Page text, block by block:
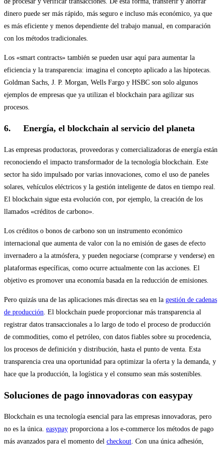
dinero puede ser más rápido, más seguro e incluso más económico, ya que
es más eficiente y menos dependiente del trabajo manual, en comparación
con los métodos tradicionales.
Los «smart contracts» también se pueden usar aquí para aumentar la
eficiencia y la transparencia: imagina el concepto aplicado a las hipotecas.
Goldman Sachs, J. P. Morgan, Wells Fargo y HSBC son solo algunos
ejemplos de empresas que ya utilizan el blockchain para agilizar sus
procesos.
6. Energía, el blockchain al servicio del planeta
Las empresas productoras, proveedoras y comercializadoras de energía están
reconociendo el impacto transformador de la tecnología blockchain. Este
sector ha sido impulsado por varias innovaciones, como el uso de paneles
solares, vehículos eléctricos y la gestión inteligente de datos en tiempo real.
El blockchain sigue esta evolución con, por ejemplo, la creación de los
llamados «créditos de carbono».
Los créditos o bonos de carbono son un instrumento económico
internacional que aumenta de valor con la no emisión de gases de efecto
invernadero a la atmósfera, y pueden negociarse (comprarse y venderse) en
plataformas específicas, como ocurre actualmente con las acciones. El
objetivo es promover una economía basada en la reducción de emisiones.
Pero quizás una de las aplicaciones más directas sea en la gestión de cadenas
de producción . El blockchain puede proporcionar más transparencia al
registrar datos transaccionales a lo largo de todo el proceso de producción
de commodities, como el petróleo, con datos fiables sobre su procedencia,
los procesos de definición y distribución, hasta el punto de venta. Esta
transparencia crea una oportunidad para optimizar la oferta y la demanda, y
hace que la producción, la logística y el consumo sean más sostenibles.
Soluciones de pago innovadoras con easypay
Blockchain es una tecnología esencial para las empresas innovadoras, pero
no es la única. easypay proporciona a los e-commerce los métodos de pago
más avanzados para el momento del checkout . Con una única adhesión,